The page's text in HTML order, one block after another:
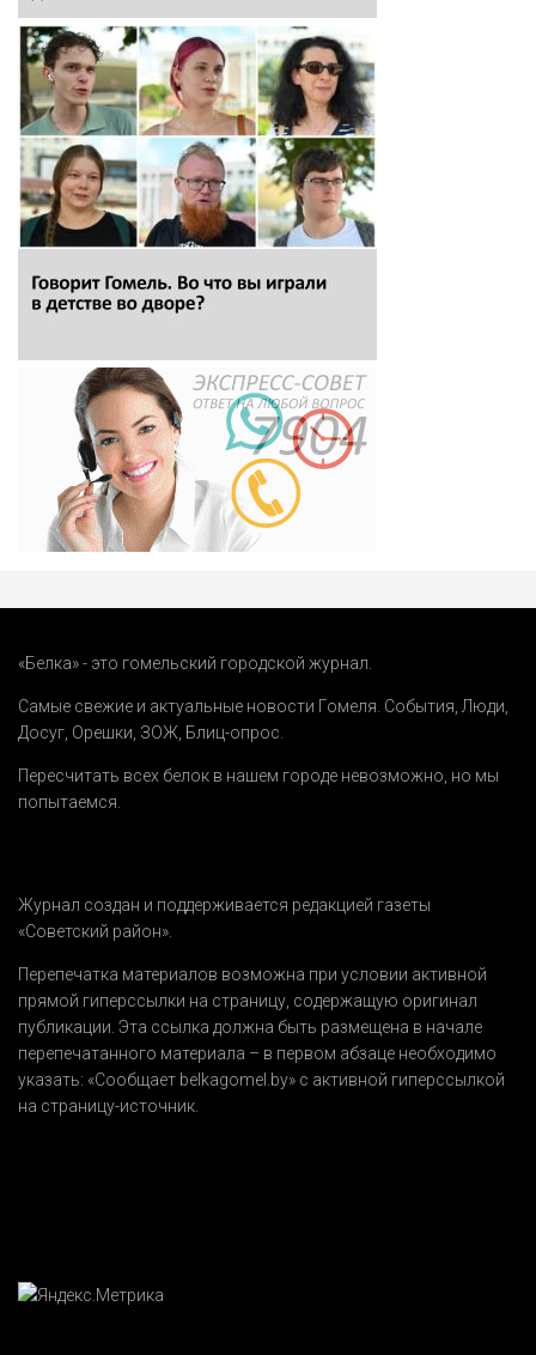
«Белка» - это гомельский городской журнал.
Самые свежие и актуальные новости Гомеля. События,Люди,
Досуг, Орешки, ЗОЖ, Блиц-опрос.
Пересчитать всех белок в нашем городе невозможно, но мы
попытаемся.
Журнал создан и поддерживается редакцией газеты
«Советский район».
Перепечатка материалов возможна при условии активной
прямой гиперссылки на страницу, содержащую оригинал
публикации. Эта ссылка должна быть размещена в начале
перепечатанного материала – в первом абзаце необходимо
указать: «Сообщает belkagomel.by» с активной гиперссылкой
на страницу-источник.